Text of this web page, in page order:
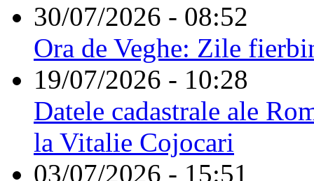
30/07/2026 - 08:52
Ora de Veghe: Zile
19/07/2026 - 10:28
Datele cadastrale ale
la Vitalie Cojocari
03/07/2026 - 15:51